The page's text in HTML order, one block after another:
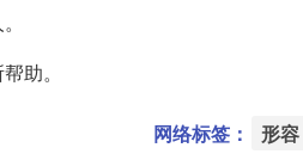
助。
网络标签： 形容